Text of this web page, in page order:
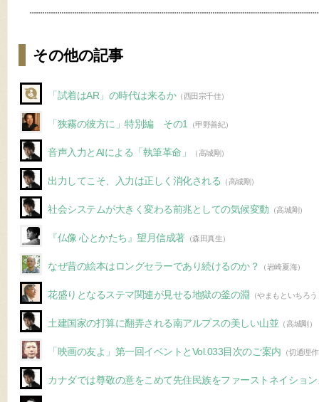
その他の記事
「試着はAR」の時代は来るか（西田宗千佳）
「狭霧の彼方に」特別編 その1 （甲野善紀）
音声入力とAIによる「執筆革命」 （高城剛）
出力してこそ、入力は正しく消化される （高城剛）
社会システムが大きく変わる前兆としての気候変動 （高城剛）
『仏像 心とかたち』望月信成著 （森田真生）
なぜ昔の絵本はロングセラーであり続けるのか？ （岩崎夏海）
花盛りとなるステマ関連が見せる地獄の釜の淵 （やまもといちろう
土建国家の打算に翻弄される南アルプスの美しい山並 （高城剛）
「映画の友よ」第一回イベントとVol.033目次のご案内 （切通理
カナダでは尊敬の意をこめて先住民族をファーストネイショ